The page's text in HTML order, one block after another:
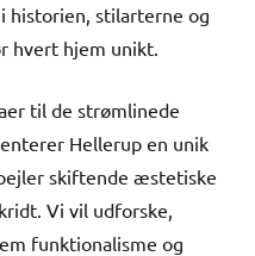
historien, stilarterne og
hvert hjem unikt.
til de strømlinede
Hellerup en unik
skiftende æstetiske
Vi vil udforske,
funktionalisme og